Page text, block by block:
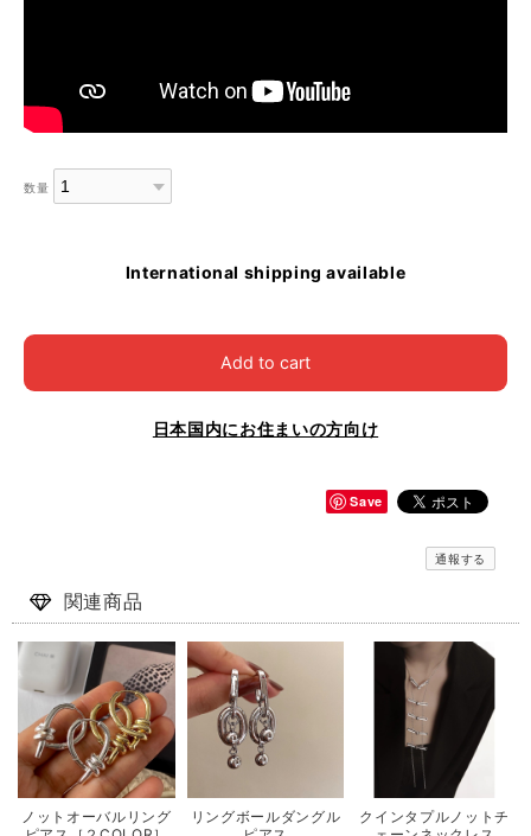
数量
International shipping available
Add to cart
日本国内にお住まいの方向け
Save
通報する
関連商品
ノットオーバルリング
リングボールダングル
クインタプルノットチ